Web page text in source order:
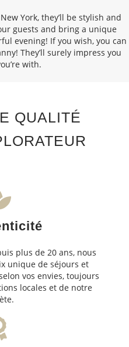
York, they’ll be stylish and
guests and bring a unique
evening! If you wish, you can
They’ll surely impress you
with.
QUALITÉ
plus de 20 ans, nous
unique de séjours et
vos envies, toujours
locales et de notre